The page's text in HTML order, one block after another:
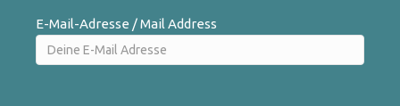
E-Mail-Adresse / Mail Address